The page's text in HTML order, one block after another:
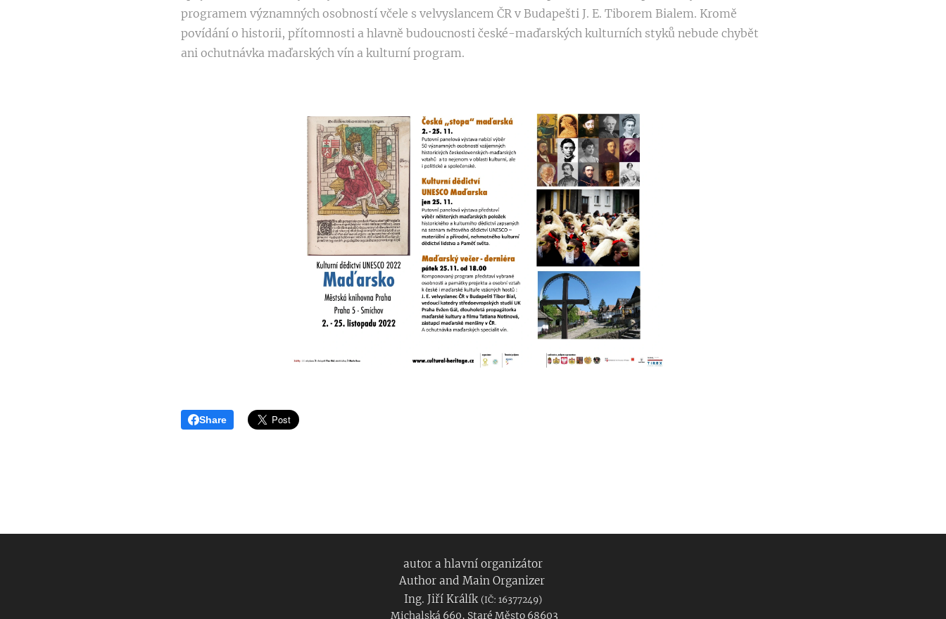
programem významných osobností včele s velvyslancem ČR v Budapešti J. E. Tiborem Bialem. Kromě
povídání o historii, přítomnosti a hlavně budoucnosti české-maďarských kulturních styků nebude chybět
ani ochutnávka maďarských vín a kulturní program.
Share
autor a hlavní organizátor
Author and Main Organizer
Ing. Jiří Králík (IČ: 16377249)
Michalská 660, Staré Město 68603